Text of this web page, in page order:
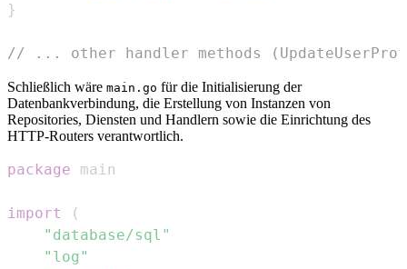
}
// ... other handler methods
Schließlich wäre main.go für die Initialisierung der
Datenbankverbindung, die Erstellung von Instanzen von
Repositories, Diensten und Handlern sowie die Einrichtung des
HTTP-Routers verantwortlich.
package
import
(
"database/sql"
"log"